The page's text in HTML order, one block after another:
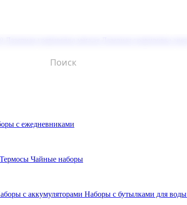
с ежедневниками
Термосы Чайные наборы
с аккумуляторами Наборы с бутылками для воды